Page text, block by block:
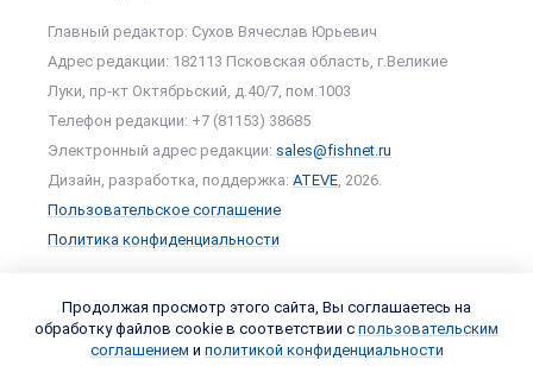
Главный редактор: Сухов Вячеслав Юрьевич
Адрес редакции: 182113 Псковская область, г.Великие
Луки, пр-кт Октябрьский, д.40/7, пом.1003
Телефон редакции: +7 (81153) 38685
Электронный адрес редакции: sales@fishnet.ru
Дизайн, разработка, поддержка: ATEVE , 2026.
Пользовательское соглашение
Политика конфиденциальности
Продолжая просмотр этого сайта, Вы соглашаетесь на
обработку файлов cookie в соответствии с пользовательским
соглашением и политикой конфиденциальности